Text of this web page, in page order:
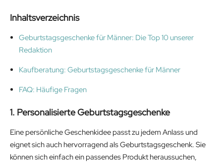
Inhaltsverzeichnis
Geburtstagsgeschenke für Männer: Die Top 10 unserer
Redaktion
Kaufberatung: Geburtstagsgeschenke für Männer
FAQ: Häufige Fragen
1. Personalisierte Geburtstagsgeschenke
Eine persönliche Geschenkidee passt zu jedem Anlass und
eignet sich auch hervorragend als Geburtstagsgeschenk. Sie
können sich einfach ein passendes Produkt heraussuchen,